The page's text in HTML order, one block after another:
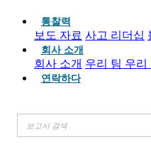
통찰력
보도 자료 사고 리더십
회사 소개
회사 소개 우리 팀 우리
연락하다